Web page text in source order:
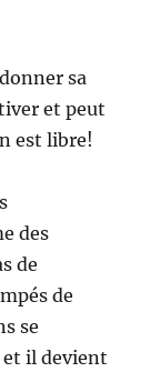
sa
et peut
est libre!
des
de
de
se
et il devient